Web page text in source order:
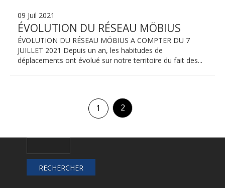
09 Juil 2021
ÉVOLUTION DU RÉSEAU MÖBIUS
ÉVOLUTION DU RÉSEAU MÖBIUS A COMPTER DU 7
JUILLET 2021 Depuis un an, les habitudes de
déplacements ont évolué sur notre territoire du fait des...
1 2